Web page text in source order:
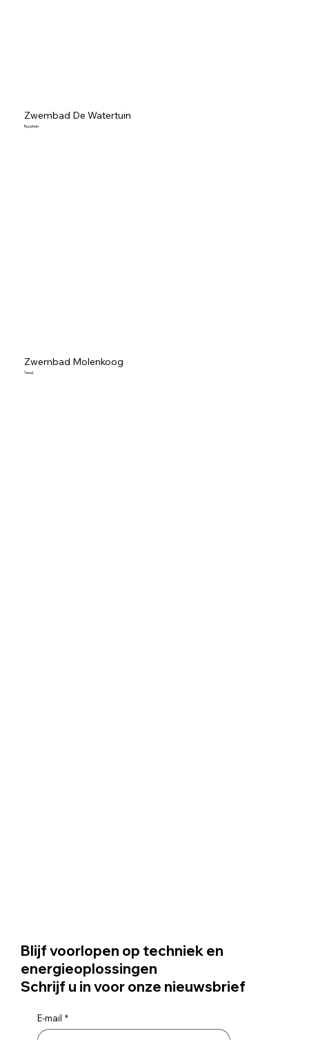
Zwembad De Watertuin
Rucphen
Zwembad Molenkoog
Texel
Blijf voorlopen op techniek en
energieoplossingen
Schrijf u in voor onze nieuwsbrief
E-mail *